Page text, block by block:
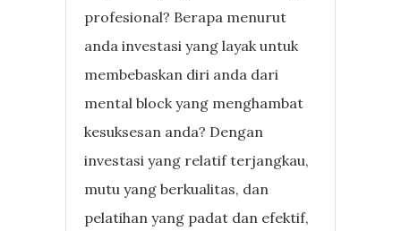
profesional? Berapa menurut
anda investasi yang layak untuk
membebaskan diri anda dari
mental block yang menghambat
kesuksesan anda? Dengan
investasi yang relatif terjangkau,
mutu yang berkualitas, dan
pelatihan yang padat dan efektif,